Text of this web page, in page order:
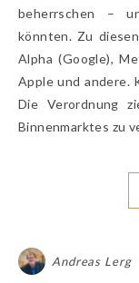
beherrschen –
könnten. Zu
Alpha (Google),
Apple und andere.
Die Verordnung
Binnenmarktes zu
Andreas Lerg